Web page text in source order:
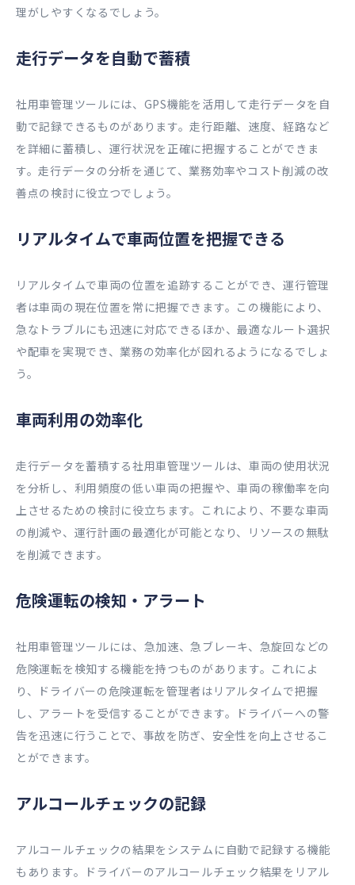
理がしやすくなるでしょう。
走行データを自動で蓄積
社用車管理ツールには、GPS機能を活用して走行データを自
動で記録できるものがあります。走行距離、速度、経路など
を詳細に蓄積し、運行状況を正確に把握することができま
す。走行データの分析を通じて、業務効率やコスト削減の改
善点の検討に役立つでしょう。
リアルタイムで車両位置を把握できる
リアルタイムで車両の位置を追跡することができ、運行管理
者は車両の現在位置を常に把握できます。この機能により、
急なトラブルにも迅速に対応できるほか、最適なルート選択
や配車を実現でき、業務の効率化が図れるようになるでしょ
う。
車両利用の効率化
走行データを蓄積する社用車管理ツールは、車両の使用状況
を分析し、利用頻度の低い車両の把握や、車両の稼働率を向
上させるための検討に役立ちます。これにより、不要な車両
の削減や、運行計画の最適化が可能となり、リソースの無駄
を削減できます。
危険運転の検知・アラート
社用車管理ツールには、急加速、急ブレーキ、急旋回などの
危険運転を検知する機能を持つものがあります。これによ
り、ドライバーの危険運転を管理者はリアルタイムで把握
し、アラートを受信することができます。ドライバーへの警
告を迅速に行うことで、事故を防ぎ、安全性を向上させるこ
とができます。
アルコールチェックの記録
アルコールチェックの結果をシステムに自動で記録する機能
もあります。ドライバーのアルコールチェック結果をリアル